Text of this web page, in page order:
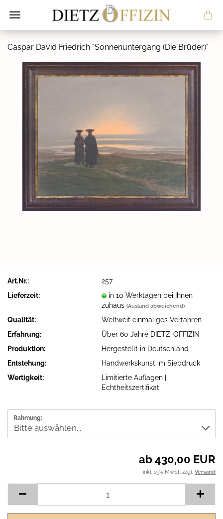
Cas­par David Fried­rich "Son­nen­un­ter­gang (Die Brü­der)"
Art.Nr.:
257
Lieferzeit:
in 10 Werktagen bei Ihnen
zuhaus(Ausland abweichend)
Qualität:
Weltweit einmaliges Verfahren
Erfahrung:
Über 60 Jahre DIETZ-OFFIZIN
Produktion:
Hergestellt in Deutschland
Entstehung:
Handwerkskunst im Siebdruck
Wertigkeit:
Limitierte Auflagen |
Echtheitszertifikat
Rahmung:
ab 430,00 EUR
inkl. 19% MwSt. zzgl. Versand